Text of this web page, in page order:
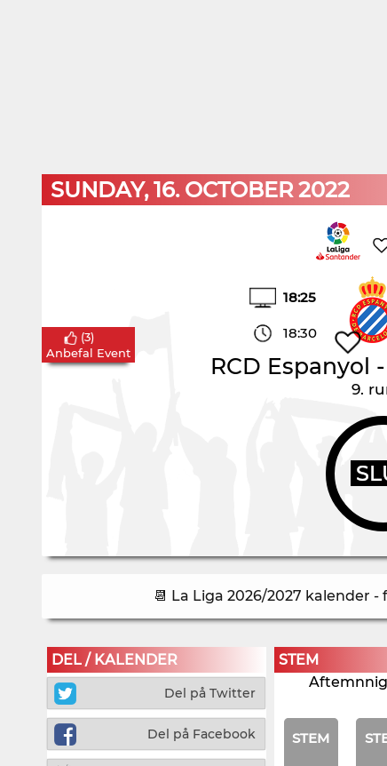
SUNDAY, 16. OCTOBER 2022
18:25
18:30
RCD Espanyol -
9.
(3)
Anbefal Event
📆 La Liga 2026/2027 kalender
DEL / KALENDER
Del på Twitter
Del på Facebook
STEM
STEM